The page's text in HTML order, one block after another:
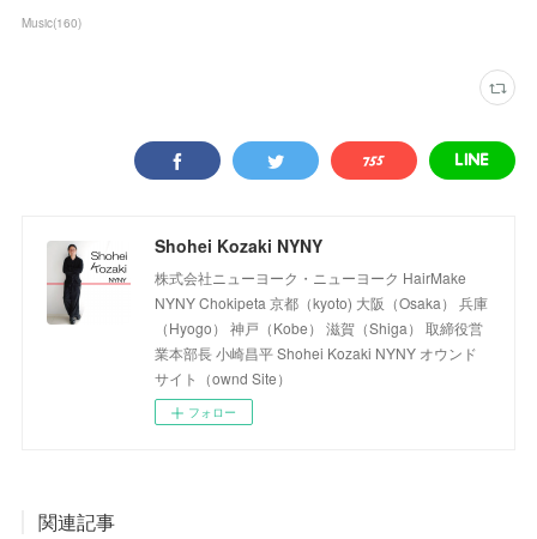
Music(160)
Shohei Kozaki NYNY
株式会社ニューヨーク・ニューヨーク HairMake
NYNY Chokipeta 京都（kyoto) 大阪（Osaka） 兵庫
（Hyogo） 神戸（Kobe） 滋賀（Shiga） 取締役営
業本部長 小崎昌平 Shohei Kozaki NYNY オウンド
サイト（ownd Site）
フォロー
関連記事